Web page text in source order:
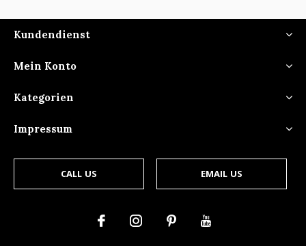
Kundendienst
Mein Konto
Kategorien
Impressum
CALL US EMAIL US